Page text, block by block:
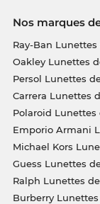
Nos marques
Ray-Ban
Oakley Lunettes
Persol Lunettes
Carrera Lunettes
Polaroid Lunettes
Emporio Armani
Michael Kors
Guess Lunettes
Ralph Lunettes
Burberry